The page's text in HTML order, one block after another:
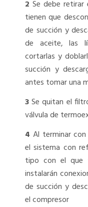
2 Se debe retirar
tienen que
de succión y
de aceite, las
cortarlas y
succión y
antes tomar una
3Se quitan el
válvula de
4 Al terminar
el sistema con
tipo con el que
instalarán
de succión y
el compresor